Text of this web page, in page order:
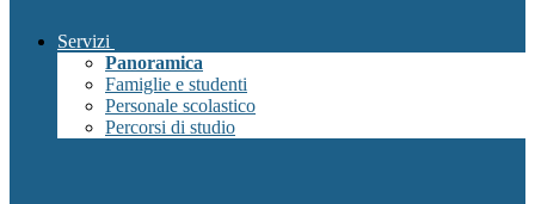
Servizi
Panoramica
Famiglie e studenti
Personale scolastico
Percorsi di studio